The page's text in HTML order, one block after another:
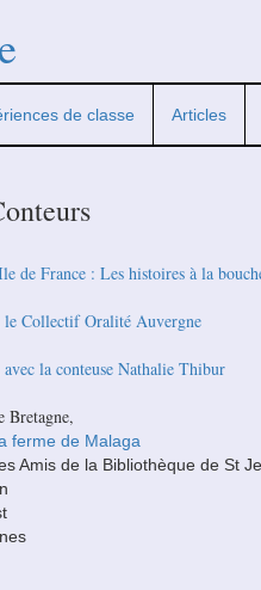
de classe Articles
de France : Les histoires à la
le Collectif Oralité Auvergne
la conteuse Nathalie Thibur
Bretagne,
ferme de Malaga
Amis de la Bibliothèque de St